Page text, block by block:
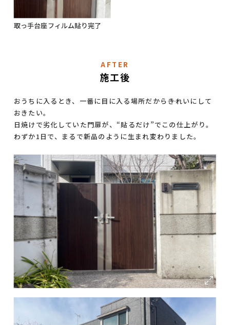
取っ手台座フィルム貼り完了
AFTER
施工後
おうちに入るとき、一番に目に入る場所だから――きれいにして
おきたい。
日焼けで劣化していた門扉が、“貼るだけ”でこの仕上がり。
わずか1日で、まるで新品のように生まれ変わりました。